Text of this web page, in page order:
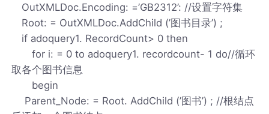
OutXMLDoc.Encoding: =’GB2312’: //设置字符集
Root: = OutXMLDoc.AddChild (’图书目录’) ;
if adoquery1. RecordCount> 0 then
for i: = 0 to adoquery1. recordcount- 1 do//循环
取各个图书信息
begin
Parent_Node: = Root. AddChild (’图书’) ; //根结点